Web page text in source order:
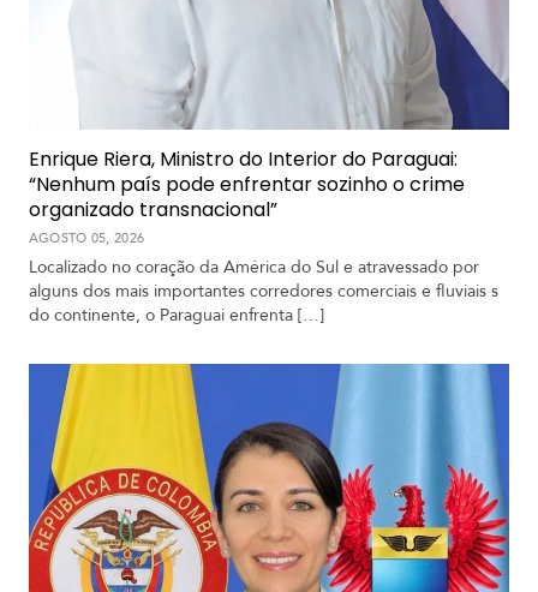
Enrique Riera, Ministro do Interior do Paraguai:
“Nenhum país pode enfrentar sozinho o crime
organizado transnacional”
AGOSTO 05, 2026
Localizado no coração da América do Sul e atravessado por
alguns dos mais importantes corredores comerciais e fluviais s
do continente, o Paraguai enfrenta […]